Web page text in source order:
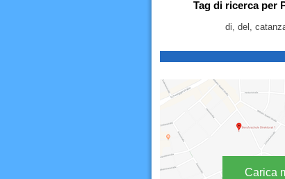
Tag di ricerca per
di, del,
Carica